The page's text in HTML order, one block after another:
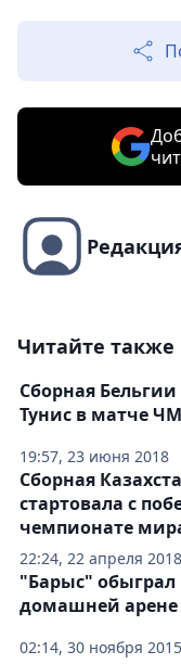
Читайте также
19:57, 23 июня 2018
Сборная
Тунис в матче
22:24, 22 апреля 2018
Сборная
стартовала с
чемпионате
02:14, 30 ноября 2015
"Барыс" обыграл
домашней арене